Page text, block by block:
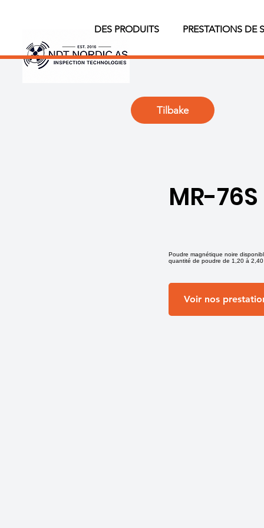
DES PRODUITS PRESTATIONS DE
Tilbake
MR-76S
Poudre magnétique noire
quantité de poudre de 1,20 à
Voir nos